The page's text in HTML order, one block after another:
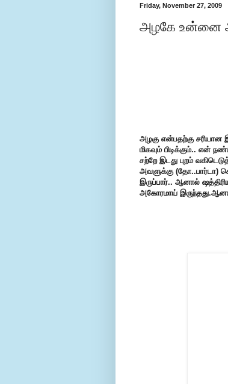
Friday, November 27, 2009
அழகே உன்னை
அழகு என்பதற்கு
மிகவும் பிடிக்கும்.. என்
சற்றே இடது புறம்
அவளுக்கு (தோ..பார்டா)
இருப்பார்.. ஆனால்
அகோரமாய்